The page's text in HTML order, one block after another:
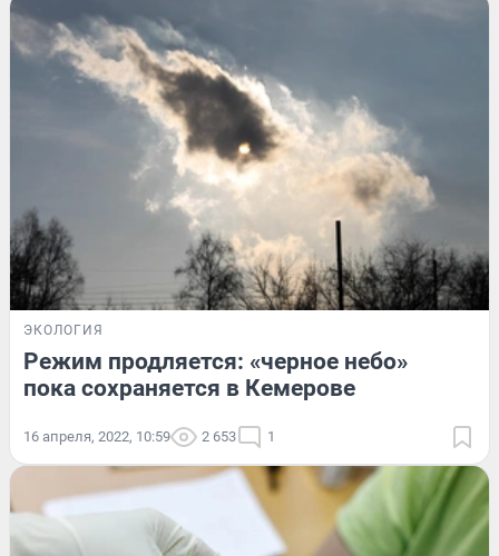
ЭКОЛОГИЯ
Режим продляется: «черное небо»
пока сохраняется в Кемерове
16 апреля, 2022, 10:59 2 653 1